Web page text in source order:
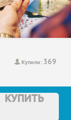
Купили: 369
КУПИТЬ